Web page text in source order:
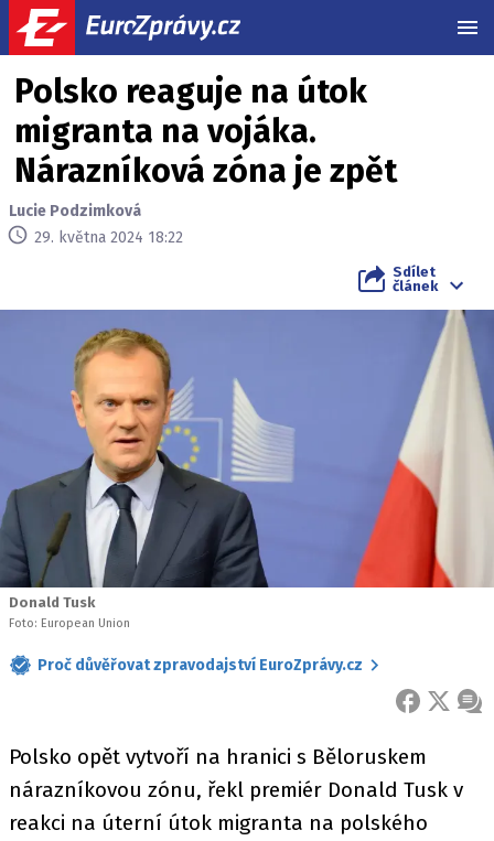
Polsko reaguje na útok
migranta na vojáka.
Nárazníková zóna je zpět
Lucie Podzimková
29. května 2024 18:22
Sdílet
článek
Donald Tusk
Foto: European Union
Proč důvěřovat zpravodajství EuroZprávy.cz
FACEBOOK
X
Polsko opět vytvoří na hranici s Běloruskem
nárazníkovou zónu, řekl premiér Donald Tusk v
reakci na úterní útok migranta na polského